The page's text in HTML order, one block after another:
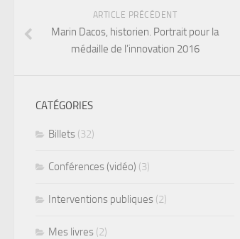
ARTICLE PRÉCÉDENT
Marin Dacos, historien. Portrait pour la
médaille de l’innovation 2016
CATÉGORIES
Billets (32)
Conférences (vidéo) (3)
Interventions publiques (2)
Mes livres (2)